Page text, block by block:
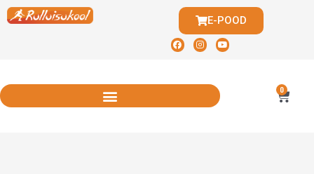
E-POOD
0